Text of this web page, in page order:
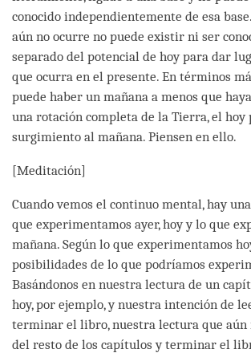
conocido independientemente de esa
aún no ocurre no puede existir ni ser
separado del potencial de hoy para dar
que ocurra en el presente. En términos
puede haber un mañana a menos que
una rotación completa de la Tierra, el hoy
surgimiento al mañana. Piensen en ello.
[Meditación]
Cuando vemos el continuo mental, hay
que experimentamos ayer, hoy y lo que
mañana. Según lo que experimentamos
posibilidades de lo que podríamos
Basándonos en nuestra lectura de un
hoy, por ejemplo, y nuestra intención de
terminar el libro, nuestra lectura que aún
del resto de los capítulos y terminar el